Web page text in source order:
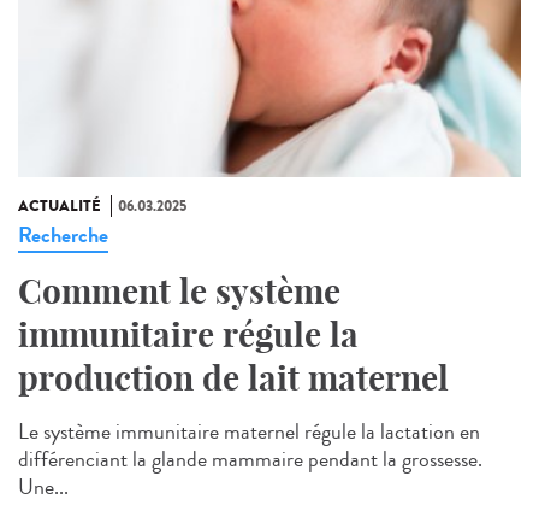
ACTUALITÉ 06.03.2025
Recherche
Comment le système
immunitaire régule la
production de lait maternel
Le système immunitaire maternel régule la lactation en
différenciant la glande mammaire pendant la grossesse.
Une...